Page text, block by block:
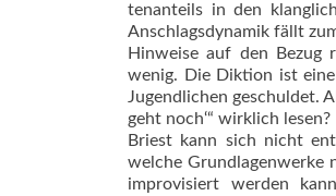
tenanteils in den
Anschlagsdynamik fällt
Hinweise auf den Bezug
wenig. Die Diktion ist
Jugendlichen geschuldet.
geht noch‘“ wirklich lesen?
Briest kann sich nicht
welche Grundlagenwerke
improvisiert werden